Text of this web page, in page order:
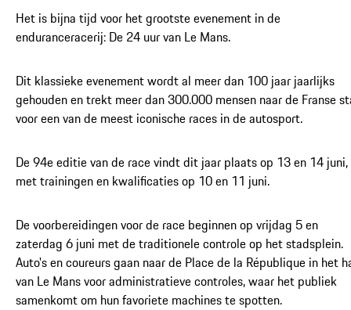
Het is bijna tijd voor het grootste evenement in de
enduranceracerij: De 24 uur van Le Mans.
Dit klassieke evenement wordt al meer dan 100 jaar jaarlijks
gehouden en trekt meer dan 300.000 mensen naar de Franse
voor een van de meest iconische races in de autosport.
De 94e editie van de race vindt dit jaar plaats op 13 en 14 juni,
met trainingen en kwalificaties op 10 en 11 juni.
De voorbereidingen voor de race beginnen op vrijdag 5 en
zaterdag 6 juni met de traditionele controle op het stadsplein.
Auto's en coureurs gaan naar de Place de la République in het
van Le Mans voor administratieve controles, waar het publiek
samenkomt om hun favoriete machines te spotten.